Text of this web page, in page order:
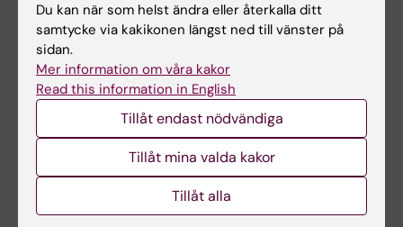
Uppdaterad av:
Åsa Catapano
2025-01-08
Innehållsgranskare:
Karin Sundström
Dela
Du kan när som helst ändra eller återkalla ditt
samtycke via kakikonen längst ned till vänster på
sidan.
Mer information om våra kakor
Read this information in English
Tillåt endast nödvändiga
Tillåt mina valda kakor
Tillåt alla